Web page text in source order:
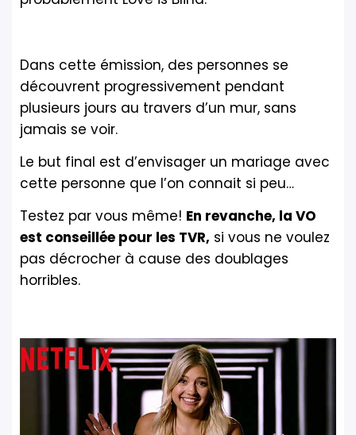
Dans cette émission, des personnes se
découvrent progressivement pendant
plusieurs jours au travers d’un mur, sans
jamais se voir.
Le but final est d’envisager un mariage avec
cette personne que l’on connait si peu…
Testez par vous même! En revanche, la VO
est conseillée pour les TVR, si vous ne voulez
pas décrocher à cause des doublages
horribles.